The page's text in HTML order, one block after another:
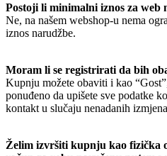
Postoji li minimalni iznos za web
Ne, na našem webshop-u nema
iznos narudžbe.
Moram li se registrirati da bih
Kupnju možete obaviti i kao
ponuđeno da upišete sve podatke
kontakt u slučaju nenadanih
Želim izvršiti kupnju kao fizička